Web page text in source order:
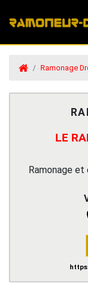
Ramonage
LE
Ramonage